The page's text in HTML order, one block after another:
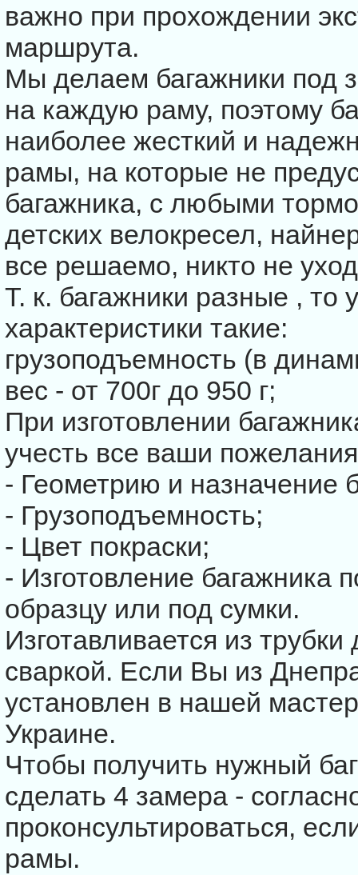
важно при прохождении
маршрута.
Мы делаем багажники под
на каждую раму, поэтому
наиболее жесткий и
рамы, на которые не
багажника, с любыми
детских велокресел,
все решаемо, никто не
Т. к. багажники разные , то
характеристики такие:
грузоподъемность (в
вес - от 700г до 950 г;
При изготовлении
учесть все ваши
- Геометрию и назначение
- Грузоподъемность;
- Цвет покраски;
- Изготовление багажника
образцу или под сумки.
Изготавливается из
сваркой. Если Вы из
установлен в нашей
Украине.
Чтобы получить нужный
сделать 4 замера -
проконсультироваться,
рамы.